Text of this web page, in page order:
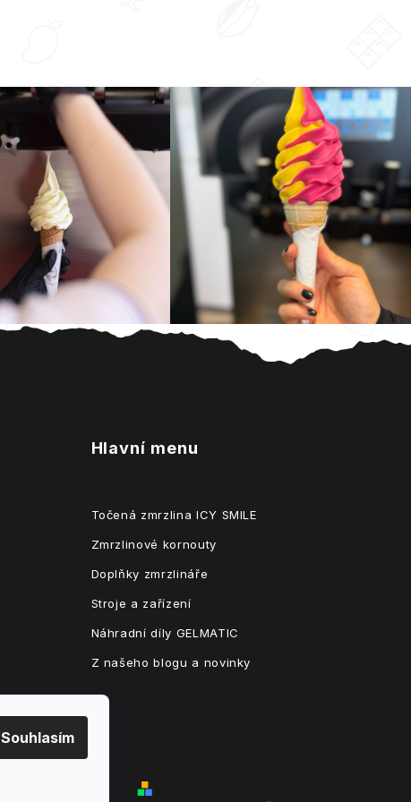
Souhlasím
Hlavní menu
Točená zmrzlina ICY SMILE
Zmrzlinové kornouty
Doplňky zmrzlináře
Stroje a zařízení
Náhradní díly GELMATIC
Z našeho blogu a novinky